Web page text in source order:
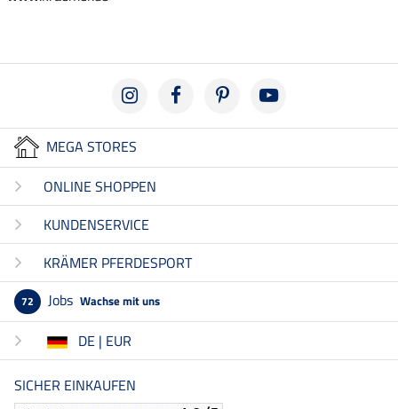
MEGA STORES
ONLINE SHOPPEN
KUNDENSERVICE
KRÄMER PFERDESPORT
72 Jobs Wachse mit uns
DE | EUR
SICHER EINKAUFEN